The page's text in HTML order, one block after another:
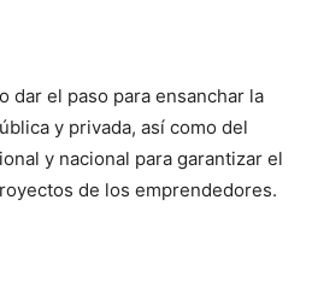
dar el paso para ensanchar la
y privada, así como del
y nacional para garantizar el
de los emprendedores.